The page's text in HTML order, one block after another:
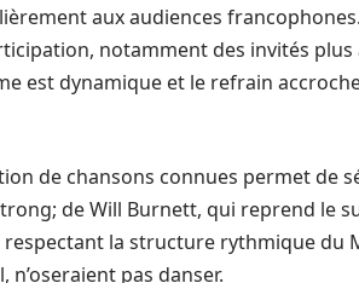
aux audiences
notamment des invités
est dynamique et le refrain
de chansons connues permet de
de Will Burnett, qui reprend le
la structure rythmique du
n’oseraient pas danser.